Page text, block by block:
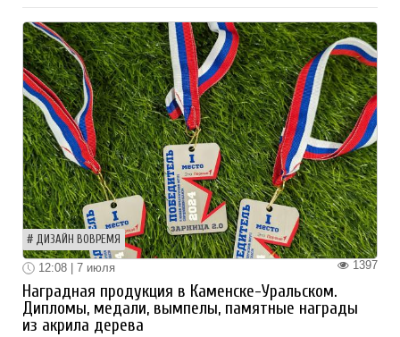
ДИЗАЙН ВОВРЕМЯ
1397
12:08 | 7 июля
Наградная продукция в Каменске-Уральском.
Дипломы, медали, вымпелы, памятные награды
из акрила дерева